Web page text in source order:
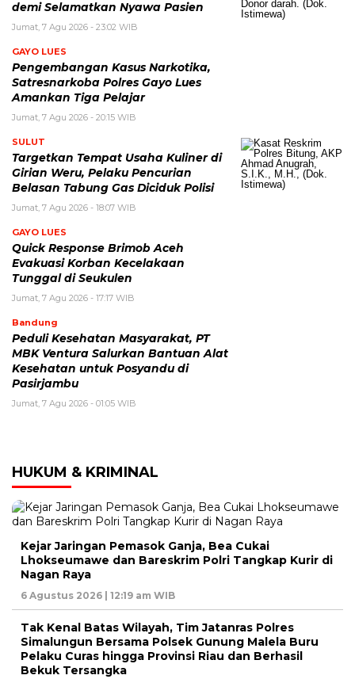
demi Selamatkan Nyawa Pasien
Jumat, 7 Agu 2026 - 23:02 WIB
GAYO LUES
Pengembangan Kasus Narkotika,
Satresnarkoba Polres Gayo Lues
Amankan Tiga Pelajar
Jumat, 7 Agu 2026 - 20:15 WIB
SULUT
Targetkan Tempat Usaha Kuliner di
Girian Weru, Pelaku Pencurian
Belasan Tabung Gas Diciduk Polisi
Jumat, 7 Agu 2026 - 18:07 WIB
GAYO LUES
Quick Response Brimob Aceh
Evakuasi Korban Kecelakaan
Tunggal di Seukulen
Jumat, 7 Agu 2026 - 17:17 WIB
Bandung
Peduli Kesehatan Masyarakat, PT
MBK Ventura Salurkan Bantuan Alat
Kesehatan untuk Posyandu di
Pasirjambu
Jumat, 7 Agu 2026 - 01:05 WIB
HUKUM & KRIMINAL
Kejar Jaringan Pemasok Ganja, Bea Cukai
Lhokseumawe dan Bareskrim Polri Tangkap Kurir di
Nagan Raya
6 Agustus 2026 | 12:19 am WIB
Tak Kenal Batas Wilayah, Tim Jatanras Polres
Simalungun Bersama Polsek Gunung Malela Buru
Pelaku Curas hingga Provinsi Riau dan Berhasil
Bekuk Tersangka